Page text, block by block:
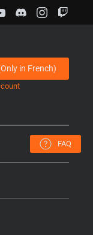
in French)
FAQ